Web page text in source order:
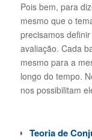
Pois bem, para
mesmo que o
precisamos
avaliação. Cada
mesmo para a
longo do tempo.
nos possibilitam
Teoria de